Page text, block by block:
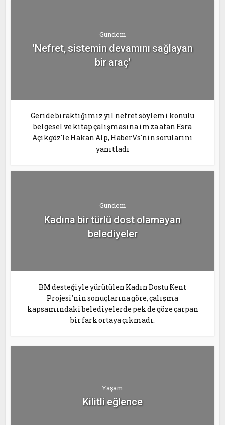
Gündem
'Nefret, sistemin devamını sağlayan
bir araç'
Geride bıraktığımız yıl nefret söylemi konulu
belgesel ve kitap çalışmasına imza atan Esra
Açıkgöz'le Hakan Alp, HaberVs'nin sorularını
yanıtladı
Gündem
Kadına bir türlü dost olamayan
belediyeler
BM desteğiyle yürütülen Kadın Dostu Kent
Projesi'nin sonuçlarına göre, çalışma
kapsamındaki belediyelerde pek de göze çarpan
bir fark ortaya çıkmadı.
Yaşam
Kilitli eğlence